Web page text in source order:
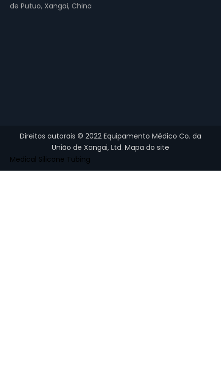
de Putuo, Xangai, China
Direitos autorais © 2022 Equipamento Médico Co. da
União de Xangai, Ltd. Mapa do site
Medical Silicone Tubing